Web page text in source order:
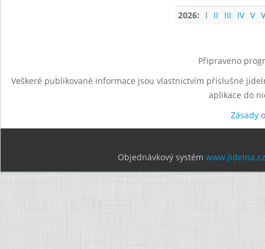
2026:
I II III IV V
Připraveno
Veškeré publikované informace jsou vlastnictvím příslušné
aplikace do
Zásady
Objednávkový systém www.jidelna.cz